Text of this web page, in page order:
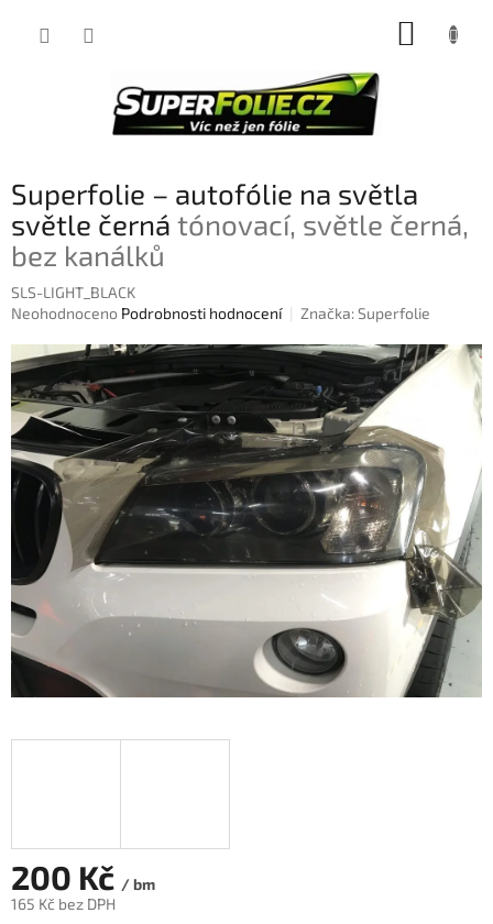
Superfolie – autofólie na světla
světle černá tónovací, světle černá,
bez kanálků
SLS-LIGHT_BLACK
Průměrné
produktu
je
0,0
z
5
hvězdiček.
Neohodnoceno Podrobnosti hodnocení Značka:Superfolie
200 Kč / bm
165 Kč bez DPH